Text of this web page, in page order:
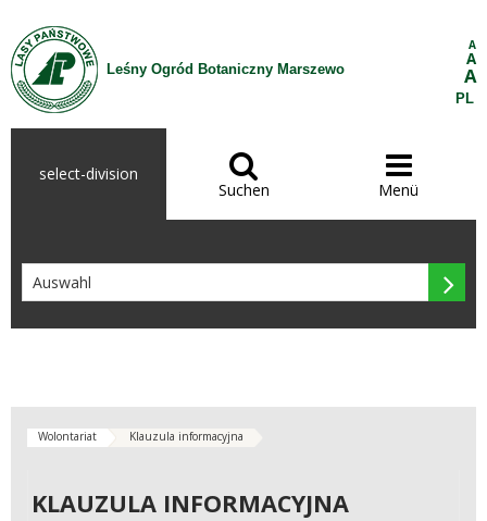
Zum Inhalt wechseln
Leśny Ogród Botaniczny Marszewo
A
A
A
PL
select-division 
Suchen

Menü

Wolontariat Klauzula informacyjna
KLAUZULA INFORMACYJNA